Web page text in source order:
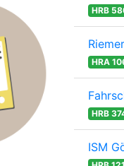
HRB
HRA
HRB
ISM